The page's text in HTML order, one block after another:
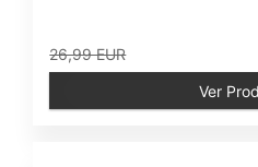
26,99 EUR
Ver